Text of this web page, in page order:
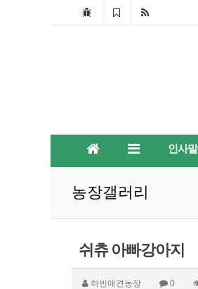
인사말
농장갤러리
쉬츄 아빠강아지
하빈애견농장 0